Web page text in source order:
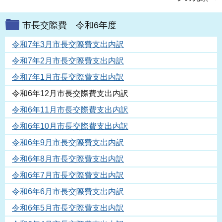
市長交際費 令和6年度
令和7年3月市長交際費支出内訳
令和7年2月市長交際費支出内訳
令和7年1月市長交際費支出内訳
令和6年12月市長交際費支出内訳
令和6年11月市長交際費支出内訳
令和6年10月市長交際費支出内訳
令和6年9月市長交際費支出内訳
令和6年8月市長交際費支出内訳
令和6年7月市長交際費支出内訳
令和6年6月市長交際費支出内訳
令和6年5月市長交際費支出内訳